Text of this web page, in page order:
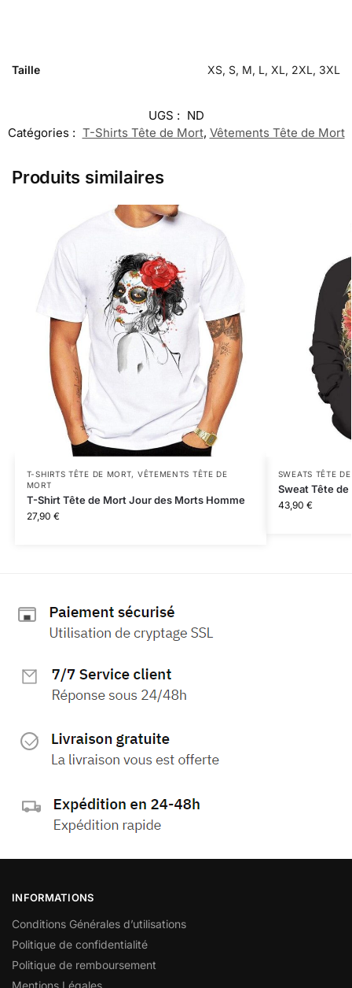
Taille XS, S, M, L, XL, 2XL, 3XL
UGS : ND
Catégories : T-Shirts Tête de Mort, Vêtements Tête de Mort
Produits similaires
T-SHIRTS TÊTE DE MORT, VÊTEMENTS TÊTE DE
MORT
T-Shirt Tête de Mort Jour des Morts Homme
27,90 €
SWEATS TÊTE
Sweat Tête de
43,90 €
INFORMATIONS
Conditions Générales d’utilisations
Politique de confidentialité
Politique de remboursement
Mentions Légales